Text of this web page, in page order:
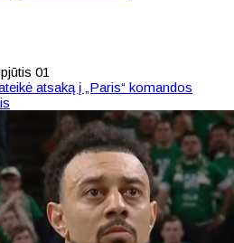
01
atsaką į „Paris“ komandos